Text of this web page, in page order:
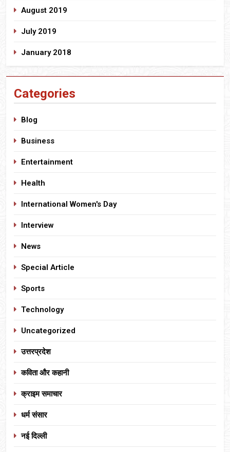
August 2019
July 2019
January 2018
Categories
Blog
Business
Entertainment
Health
International Women's Day
Interview
News
Special Article
Sports
Technology
Uncategorized
उत्तरप्रदेश
कविता और कहानी
क्राइम समाचार
धर्म संसार
नई दिल्ली